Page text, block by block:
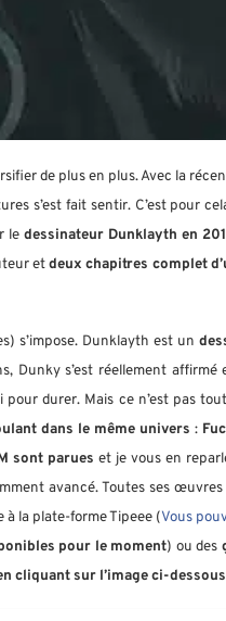
de plus en plus. Avec la
s’est fait sentir. C’est pour
le dessinateur Dunklayth en
etdeux chapitres complet
s’impose. Dunklayth est un
Dunky s’est réellement affirmé
durer. Mais ce n’est pas
dans le même univers :
sont parues et je vous en
avancé. Toutes ses
à la plate-forme Tipeee (Vous
pour le moment) ou des
cliquant sur l’image ci-dessous